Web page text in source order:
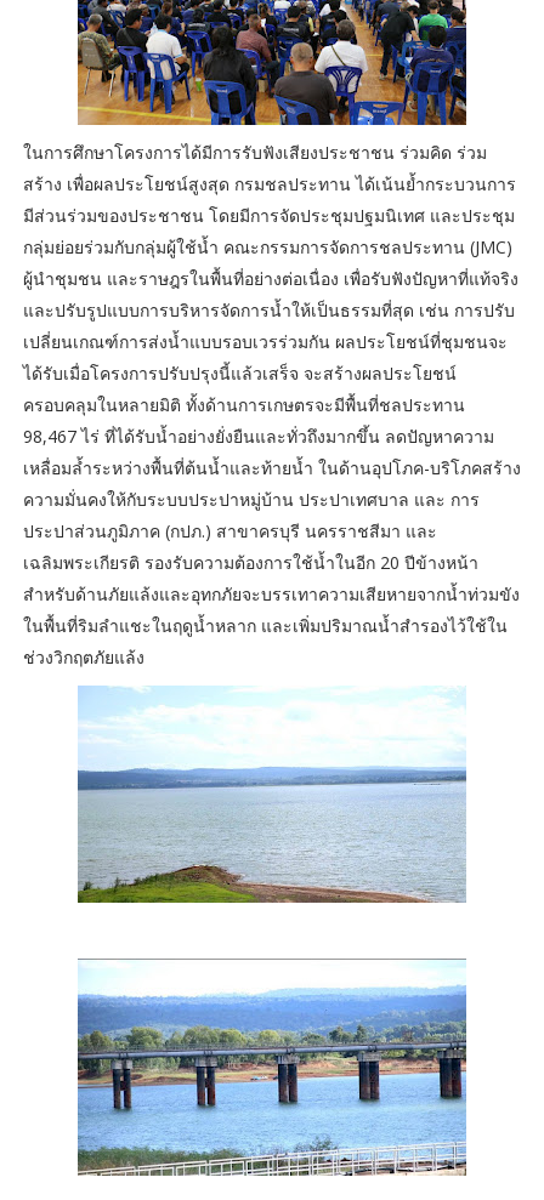
ในการศึกษาโครงการได้มีการรับฟังเสียงประชาชน ร่วมคิด ร่วม
สร้าง เพื่อผลประโยชน์สูงสุด กรมชลประทาน ได้เน้นย้ำกระบวนการ
มีส่วนร่วมของประชาชน โดยมีการจัดประชุมปฐมนิเทศ และประชุม
กลุ่มย่อยร่วมกับกลุ่มผู้ใช้น้ำ คณะกรรมการจัดการชลประทาน (JMC)
ผู้นำชุมชน และราษฎรในพื้นที่อย่างต่อเนื่อง เพื่อรับฟังปัญหาที่แท้จริง
และปรับรูปแบบการบริหารจัดการน้ำให้เป็นธรรมที่สุด เช่น การปรับ
เปลี่ยนเกณฑ์การส่งน้ำแบบรอบเวรร่วมกัน ผลประโยชน์ที่ชุมชนจะ
ได้รับเมื่อโครงการปรับปรุงนี้แล้วเสร็จ จะสร้างผลประโยชน์
ครอบคลุมในหลายมิติ ทั้งด้านการเกษตรจะมีพื้นที่ชลประทาน
98,467 ไร่ ที่ได้รับน้ำอย่างยั่งยืนและทั่วถึงมากขึ้น ลดปัญหาความ
เหลื่อมล้ำระหว่างพื้นที่ต้นน้ำและท้ายน้ำ ในด้านอุปโภค-บริโภคสร้าง
ความมั่นคงให้กับระบบประปาหมู่บ้าน ประปาเทศบาล และ การ
ประปาส่วนภูมิภาค (กปภ.) สาขาครบุรี นครราชสีมา และ
เฉลิมพระเกียรติ รองรับความต้องการใช้น้ำในอีก 20 ปีข้างหน้า
สำหรับด้านภัยแล้งและอุทกภัยจะบรรเทาความเสียหายจากน้ำท่วมขัง
ในพื้นที่ริมลำแชะในฤดูน้ำหลาก และเพิ่มปริมาณน้ำสำรองไว้ใช้ใน
ช่วงวิกฤตภัยแล้ง